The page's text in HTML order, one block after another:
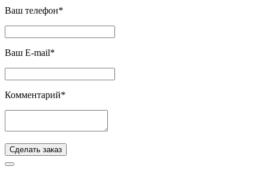
Ваш телефон*
Ваш E-mail*
Комментарий*
Сделать заказ